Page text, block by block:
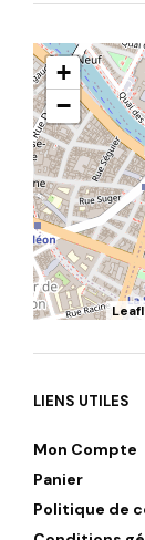
+
−
LIENS UTILES
Mon Compte
Panier
Politique de